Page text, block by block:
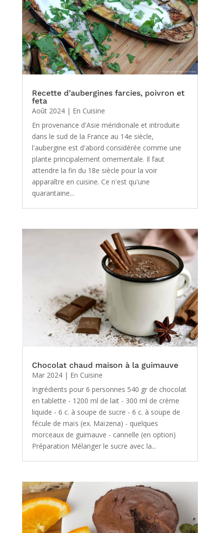
Recette d’aubergines farcies, poivron et
feta
Août 2024| En Cuisine
En provenance d'Asie méridionale et introduite
dans le sud de la France au 14e siècle,
l'aubergine est d'abord considérée comme une
plante principalement ornementale. Il faut
attendre la fin du 18e siècle pour la voir
apparaître en cuisine. Ce n'est qu'une
quarantaine...
Chocolat chaud maison à la guimauve
Mar 2024| En Cuisine
Ingrédients pour 6 personnes 540 gr de chocolat
en tablette - 1200 ml de lait - 300 ml de crème
liquide - 6 c. à soupe de sucre - 6 c. à soupe de
fécule de maïs (ex. Maïzena) - quelques
morceaux de guimauve - cannelle (en option)
Préparation Mélanger le sucre avec la...